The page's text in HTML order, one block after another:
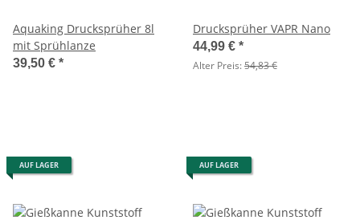
Aquaking Drucksprüher 8l
mit Sprühlanze
39,50 € *
Drucksprüher VAPR Nano
44,99 € *
Alter Preis:54,83 €
AUF LAGER AUF LAGER